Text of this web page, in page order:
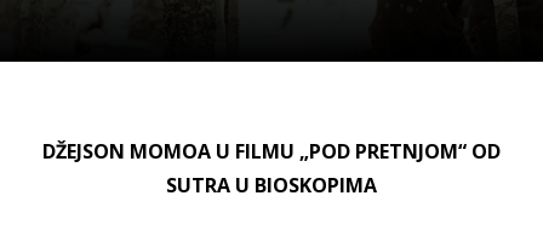
DŽEJSON MOMOA U FILMU „POD PRETNJOM“ OD
SUTRA U BIOSKOPIMA